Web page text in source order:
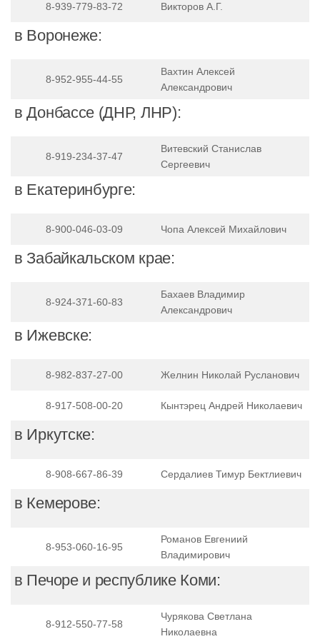
8-939-779-83-72 Викторов А.Г.
в Воронеже:
8-952-955-44-55
Вахтин Алексей
Александрович
в Донбассе (ДНР, ЛНР):
8-919-234-37-47
Витевский Станислав
Сергеевич
в Екатеринбурге:
8-900-046-03-09 Чопа Алексей Михайлович
в Забайкальском крае:
8-924-371-60-83
Бахаев Владимир
Александрович
в Ижевске:
8-982-837-27-00 Желнин Николай Русланович
8-917-508-00-20 Кынтэрец Андрей Николаевич
в Иркутске:
8-908-667-86-39 Сердалиев Тимур Бектлиевич
в Кемерове:
8-953-060-16-95
Романов Евгениий
Владимирович
в Печоре и республике Коми:
8-912-550-77-58
Чурякова Светлана
Николаевна